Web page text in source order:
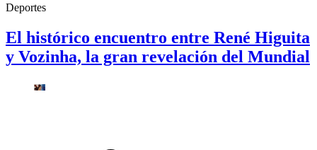
Deportes
El histórico encuentro entre René Higuita
y Vozinha, la gran revelación del Mundial